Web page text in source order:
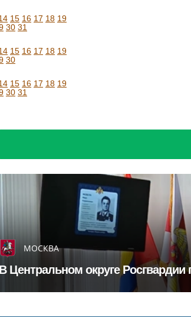
15 16 17 18 19
30 31
15 16 17 18 19
30
15 16 17 18 19
30 31
МОСКВА
В Центральном округе